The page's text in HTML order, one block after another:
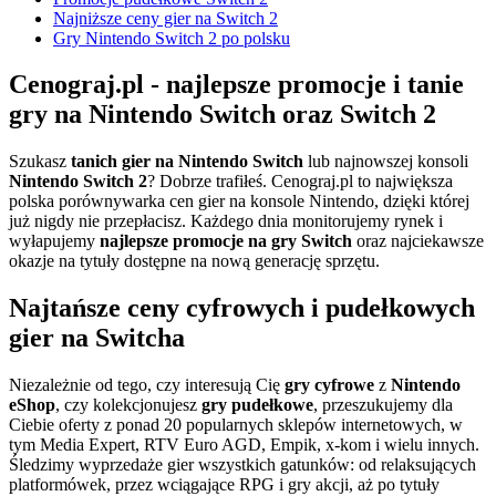
Najniższe ceny gier na Switch 2
Gry Nintendo Switch 2 po polsku
Cenograj.pl - najlepsze promocje i tanie
gry na Nintendo Switch oraz Switch 2
Szukasz tanich gier na Nintendo Switch lub najnowszej konsoli
Nintendo Switch 2? Dobrze trafiłeś. Cenograj.pl to największa
polska porównywarka cen gier na konsole Nintendo, dzięki której
już nigdy nie przepłacisz. Każdego dnia monitorujemy rynek i
wyłapujemy najlepsze promocje na gry Switch oraz najciekawsze
okazje na tytuły dostępne na nową generację sprzętu.
Najtańsze ceny cyfrowych i pudełkowych
gier na Switcha
Niezależnie od tego, czy interesują Cię gry cyfrowe z Nintendo
eShop, czy kolekcjonujesz gry pudełkowe, przeszukujemy dla
Ciebie oferty z ponad 20 popularnych sklepów internetowych, w
tym Media Expert, RTV Euro AGD, Empik, x-kom i wielu innych.
Śledzimy wyprzedaże gier wszystkich gatunków: od relaksujących
platformówek, przez wciągające RPG i gry akcji, aż po tytuły